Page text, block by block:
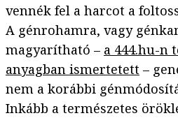
vennék fel a harcot a
A génrohamra, vagy
magyarítható – a 444.hu-n
anyagban ismertetett –
nem a korábbi
Inkább a természetes